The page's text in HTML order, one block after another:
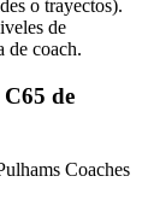
o trayectos).
de
de coach.
de
Coaches